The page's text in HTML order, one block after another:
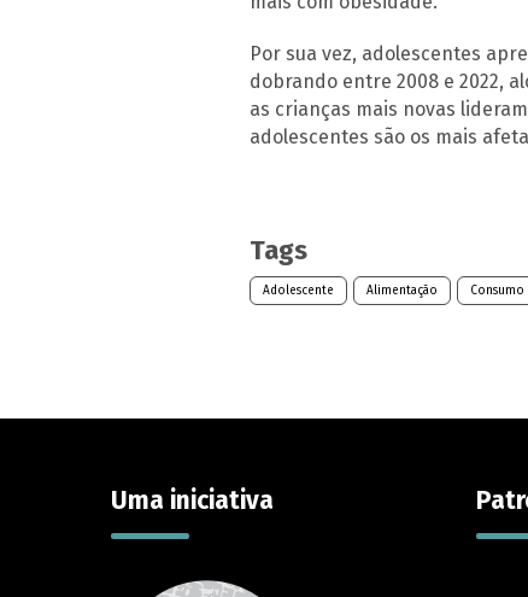
Por sua vez, adolescentes
dobrando entre 2008 e 2022,
as crianças mais novas
adolescentes são os mais
Tags
Adolescente Alimentação
Uma iniciativa